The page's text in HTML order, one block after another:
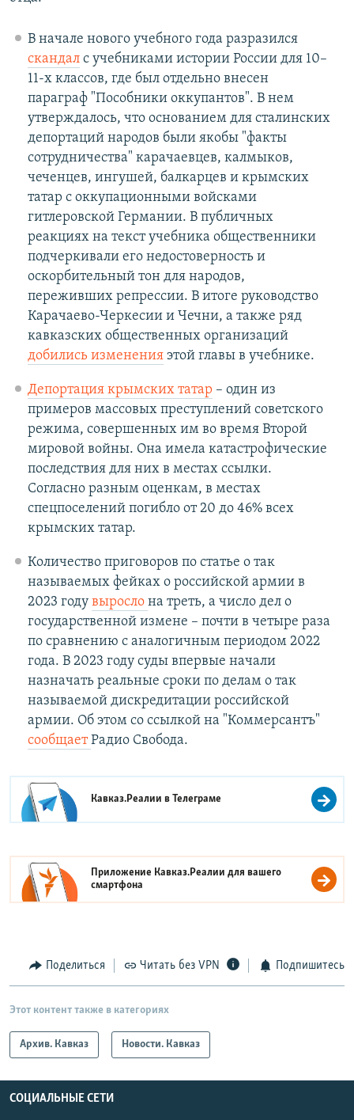
В начале нового учебного года разразился
скандалс учебниками истории России для 10–
11-х классов, где был отдельно внесен
параграф "Пособники оккупантов". В нем
утверждалось, что основанием для сталинских
депортаций народов были якобы "факты
сотрудничества" карачаевцев, калмыков,
чеченцев, ингушей, балкарцев и крымских
татар с оккупационными войсками
гитлеровской Германии. В публичных
реакциях на текст учебника общественники
подчеркивали его недостоверность и
оскорбительный тон для народов,
переживших репрессии. В итоге руководство
Карачаево-Черкесии и Чечни, а также ряд
кавказских общественных организаций
добились измененияэтой главы в учебнике.
Депортация крымских татар – один из
примеров массовых преступлений советского
режима, совершенных им во время Второй
мировой войны. Она имела катастрофические
последствия для них в местах ссылки.
Согласно разным оценкам, в местах
спецпоселений погибло от 20 до 46% всех
крымских татар.
Количество приговоров по статье о так
называемых фейках о российской армии в
2023 году выросло на треть, а число дел о
государственной измене – почти в четыре раза
по сравнению с аналогичным периодом 2022
года. В 2023 году суды впервые начали
назначать реальные сроки по делам о так
называемой дискредитации российской
армии. Об этом со ссылкой на "Коммерсантъ"
сообщаетРадио Свобода.
Кавказ.Реалии вТелеграме
Приложение Кавказ.Реалии для вашего
смартфона
Поделиться Читать без VPN Подпишитесь
Этот контент также в категориях
Архив. Кавказ Новости. Кавказ
СОЦИАЛЬНЫЕ СЕТИ